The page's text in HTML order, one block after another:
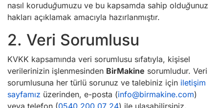
nasıl koruduğumuzu ve bu kapsamda sahip olduğunuz
hakları açıklamak amacıyla hazırlanmıştır.
2. Veri Sorumlusu
KVKK kapsamında veri sorumlusu sıfatıyla, kişisel
verilerinizin işlenmesinden BirMakine sorumludur. Veri
sorumlusuna her türlü sorunuz ve talebiniz için iletişim
sayfamız üzerinden, e-posta (info@birmakine.com)
veya telefon (0540 200 07 24) ile ulaşabilirsiniz.